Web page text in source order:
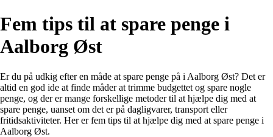
Fem tips til at spare penge i
Aalborg Øst
Er du på udkig efter en måde at spare penge på i Aalborg Øst? Det er
altid en god ide at finde måder at trimme budgettet og spare nogle
penge, og der er mange forskellige metoder til at hjælpe dig med at
spare penge, uanset om det er på dagligvarer, transport eller
fritidsaktiviteter. Her er fem tips til at hjælpe dig med at spare penge i
Aalborg Øst.